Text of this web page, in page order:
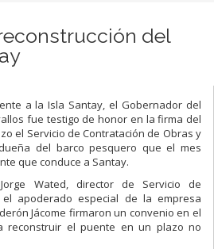
del
a la Isla Santay, el Gobernador del
fue testigo de honor en la firma del
el Servicio de Contratación de Obras y
del barco pesquero que el mes
que conduce a Santay.
Wated, director de Servicio de
apoderado especial de la empresa
Jácome firmaron un convenio en el
reconstruir el puente en un plazo no